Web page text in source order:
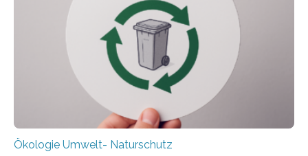
(DFG) fördert das Anfang 2019 gestartete
Forschungsprojekt an der Universität Oldenburg für
zwei weitere Jahre mit rund 1,2 Millionen Euro. „Wir
freuen uns sehr über…
Ökologie Umwelt- Naturschutz